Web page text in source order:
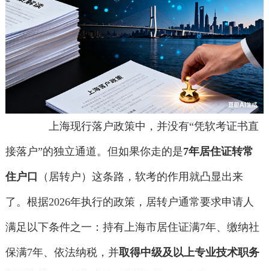
上海现行落户政策中，并没有“凭软考证书直
接落户”的独立通道。但如果你走的是7年居住证转常
住户口 （居转户）这条路，软考的作用就凸显出来
了。根据2026年执行的政策，居转户通常要求申请人
满足以下条件之一：持有上海市居住证满7年、缴纳社
保满7年、依法纳税，并取得中级及以上专业技术职务